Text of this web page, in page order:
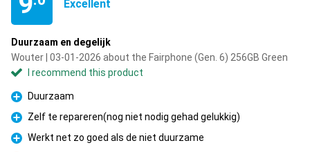
Excellent
Duurzaam en degelijk
Wouter | 03-01-2026 about the Fairphone (Gen. 6) 256GB Green
I recommend this product
Pro
Duurzaam
Pro
Zelf te repareren(nog niet nodig gehad gelukkig)
Pro
Werkt net zo goed als de niet duurzame